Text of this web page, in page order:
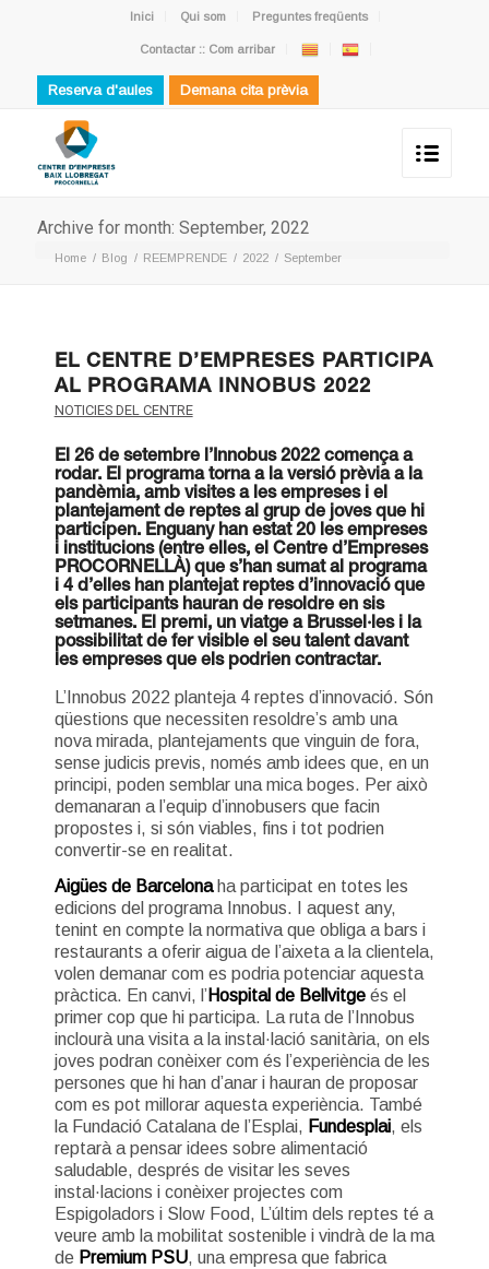
Inici Qui som Preguntes freqüents
Contactar :: Com arribar
Reserva d'aules Demana cita prèvia
Archive for month: September, 2022
Home / Blog / REEMPRENDE / 2022 / September
EL CENTRE D’EMPRESES PARTICIPA
AL PROGRAMA INNOBUS 2022
NOTICIES DEL CENTRE
El 26 de setembre l’Innobus 2022 comença a
rodar. El programa torna a la versió prèvia a la
pandèmia, amb visites a les empreses i el
plantejament de reptes al grup de joves que hi
participen. Enguany han estat 20 les empreses
i institucions (entre elles, el Centre d’Empreses
PROCORNELLÀ) que s’han sumat al programa
i 4 d’elles han plantejat reptes d’innovació que
els participants hauran de resoldre en sis
setmanes. El premi, un viatge a Brussel·les i la
possibilitat de fer visible el seu talent davant
les empreses que els podrien contractar.
L’Innobus 2022 planteja 4 reptes d’innovació. Són
qüestions que necessiten resoldre’s amb una
nova mirada, plantejaments que vinguin de fora,
sense judicis previs, només amb idees que, en un
principi, poden semblar una mica boges. Per això
demanaran a l’equip d’innobusers que facin
propostes i, si són viables, fins i tot podrien
convertir-se en realitat.
Aigües de Barcelonaha participat en totes les
edicions del programa Innobus. I aquest any,
tenint en compte la normativa que obliga a bars i
restaurants a oferir aigua de l’aixeta a la clientela,
volen demanar com es podria potenciar aquesta
pràctica. En canvi, l’Hospital de Bellvitgeés el
primer cop que hi participa. La ruta de l’Innobus
inclourà una visita a la instal·lació sanitària, on els
joves podran conèixer com és l’experiència de les
persones que hi han d’anar i hauran de proposar
com es pot millorar aquesta experiència. També
la Fundació Catalana de l’Esplai, Fundesplai, els
reptarà a pensar idees sobre alimentació
saludable, després de visitar les seves
instal·lacions i conèixer projectes com
Espigoladors i Slow Food, L’últim dels reptes té a
veure amb la mobilitat sostenible i vindrà de la ma
de Premium PSU, una empresa que fabrica